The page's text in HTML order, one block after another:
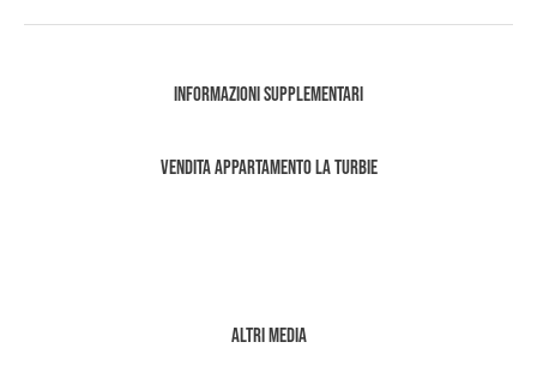
Informazioni supplementari
Vendita Appartamento La Turbie
Altri media